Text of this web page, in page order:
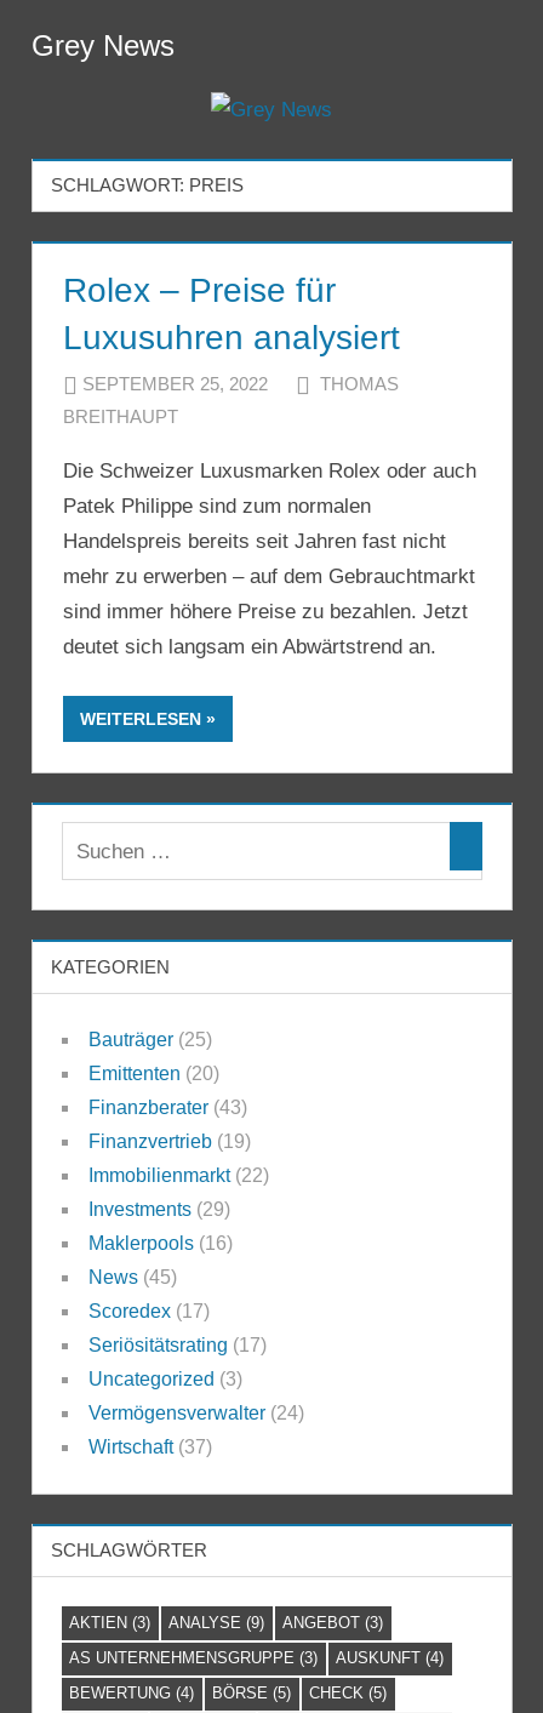
InhaltGrey News
SCHLAGWORT: PREIS
Rolex – Preise für
Luxusuhren analysiert
SEPTEMBER 25, 2022
THOMAS
BREITHAUPT
Die Schweizer Luxusmarken Rolex oder auch
Patek Philippe sind zum normalen
Handelspreis bereits seit Jahren fast nicht
mehr zu erwerben – auf dem Gebrauchtmarkt
sind immer höhere Preise zu bezahlen. Jetzt
deutet sich langsam ein Abwärtstrend an.
WEITERLESEN
KATEGORIEN
Bauträger(25)
Emittenten (20)
Finanzberater(43)
Finanzvertrieb(19)
Immobilienmarkt(22)
Investments(29)
Maklerpools(16)
News(45)
Scoredex(17)
Seriösitätsrating (17)
Uncategorized (3)
Vermögensverwalter(24)
Wirtschaft(37)
SCHLAGWÖRTER
AKTIEN (3) ANALYSE (9) ANGEBOT (3)
AS UNTERNEHMENSGRUPPE (3) AUSKUNFT (4)
BEWERTUNG (4) BÖRSE (5) CHECK (5)